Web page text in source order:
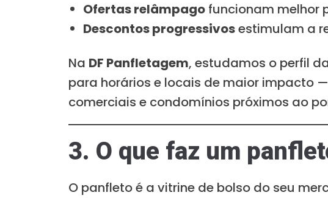
Ofertas relâmpago funcionam melhor
Descontos progressivosestimulam a
Na DF Panfletagem, estudamos o perfil
para horários e locais de maior impacto
comerciais e condomínios próximos ao
3. O que faz um
O panfleto é a vitrine de bolso do seu